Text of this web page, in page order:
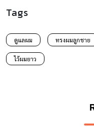
Tags
ดูแลผม ทรงผมลูกชาย
ไว้ผมยาว